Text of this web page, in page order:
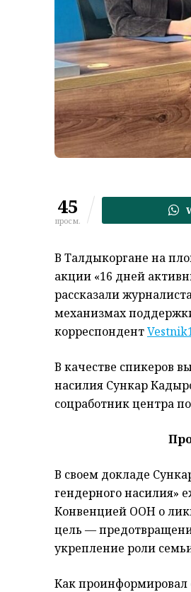
45
просм.
В Талдыкоргане на
акции «16 дней
рассказали
механизмах
корреспондент
В качестве спикеров
насилия Сункар
соцработник центра
В своем докладе
гендерного насилия»
Конвенцией ООН о
цель —
укрепление роли
Как проинформировал